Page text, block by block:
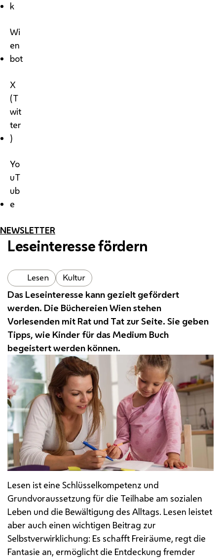
k
Wi
en
bot
X
(T
wit
ter
)
Yo
uT
ub
e
NEWSLETTER
Leseinteresse fördern
Lesen Kultur
Das Leseinteresse kann gezielt gefördert
werden. Die Büchereien Wien stehen
Vorlesenden mit Rat und Tat zur Seite. Sie geben
Tipps, wie Kinder für das Medium Buch
begeistert werden können.
Lesen ist eine Schlüsselkompetenz und
Grundvoraussetzung für die Teilhabe am sozialen
Leben und die Bewältigung des Alltags. Lesen leistet
aber auch einen wichtigen Beitrag zur
Selbstverwirklichung: Es schafft Freiräume, regt die
Fantasie an, ermöglicht die Entdeckung fremder